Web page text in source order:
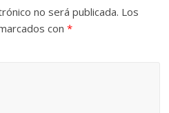
no será publicada. Los
con*